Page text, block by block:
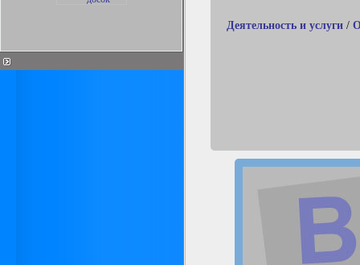
Деятельность и услуги /